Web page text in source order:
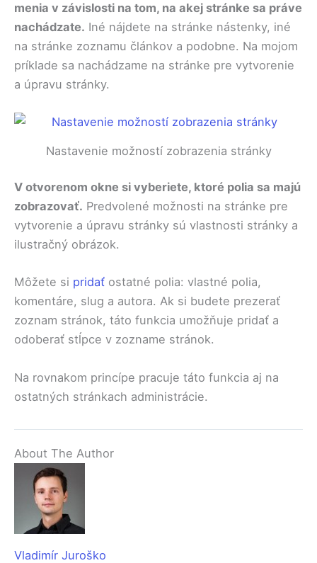
menia v závislosti na tom, na akej stránke sa práve
nachádzate. Iné nájdete na stránke nástenky, iné
na stránke zoznamu článkov a podobne. Na mojom
príklade sa nachádzame na stránke pre vytvorenie
a úpravu stránky.
Nastavenie možností zobrazenia stránky
V otvorenom okne si vyberiete, ktoré polia sa majú
zobrazovať. Predvolené možnosti na stránke pre
vytvorenie a úpravu stránky sú vlastnosti stránky a
ilustračný obrázok.
Môžete si pridať ostatné polia: vlastné polia,
komentáre, slug a autora. Ak si budete prezerať
zoznam stránok, táto funkcia umožňuje pridať a
odoberať stĺpce v zozname stránok.
Na rovnakom princípe pracuje táto funkcia aj na
ostatných stránkach administrácie.
About The Author
Vladimír Juroško